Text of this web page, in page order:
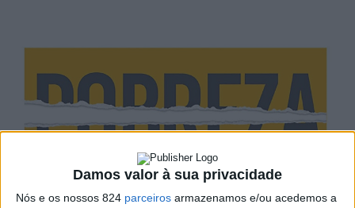
Damos valor à sua privacidade
Nós e os nossos 824 parceiros armazenamos e/ou acedemos a